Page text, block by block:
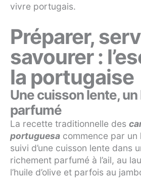
vivre portugais.
Préparer,
savourer :
la portugaise
Une cuisson lente,
parfumé
La recette traditionnelle des
portuguesa commence par
suivi d’une cuisson lente dans
richement parfumé à l’ail, au
l’huile d’olive et parfois au